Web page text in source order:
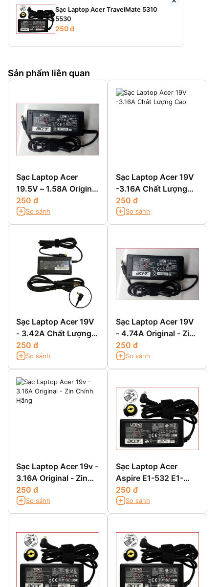
Sạc Laptop Acer TravelMate 5310
5530
250 đ
Sản phẩm liên quan
Sạc Laptop Acer
19.5V – 1.58A Original
- Zin Chính Hãng
250 đ
So sánh
Sạc Laptop Acer 19V
-3.16A Chất Lượng
Cao
250 đ
So sánh
Sạc Laptop Acer 19V
- 3.42A Chất Lượng
Cao
250 đ
So sánh
Sạc Laptop Acer 19V
- 4.74A Original - Zin
Chính Hãng
250 đ
So sánh
Sạc Laptop Acer 19v -
3.16A Original - Zin
Chính Hãng
250 đ
So sánh
Sạc Laptop Acer
Aspire E1-532 E1-
532G E1-532P E1-
532PG
250 đ
So sánh